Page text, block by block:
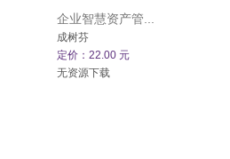
企业智慧资产管...
成树芬
定价：22.00 元
无资源下载